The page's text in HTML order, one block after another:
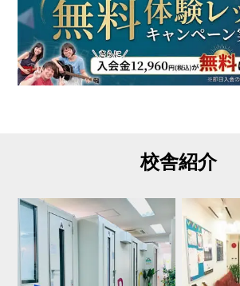
校舎紹介